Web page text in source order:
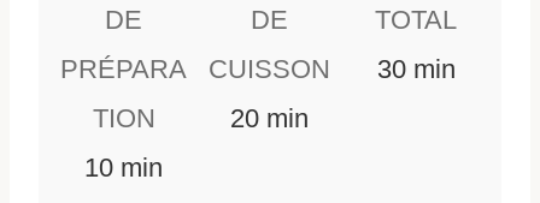
DE
PRÉPARA
TION
10mmin
DE
CUISSON
20mmin
TOTAL
30mmin